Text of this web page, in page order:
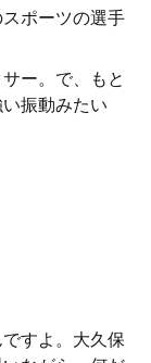
ポーツの選手
ー。で、もと
振動みたい
すよ。大久保